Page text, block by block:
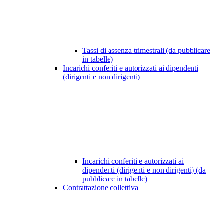
Tassi di assenza trimestrali (da pubblicare
in tabelle)
Incarichi conferiti e autorizzati ai dipendenti
(dirigenti e non dirigenti)
Incarichi conferiti e autorizzati ai
dipendenti (dirigenti e non dirigenti) (da
pubblicare in tabelle)
Contrattazione collettiva